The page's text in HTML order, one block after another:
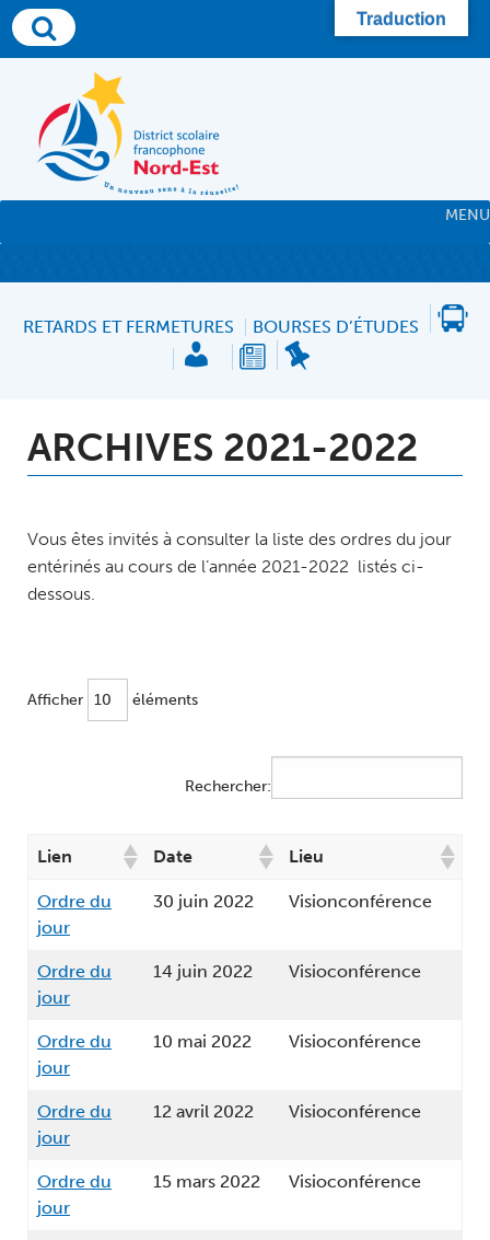
Skip
to
content
MENU
RETARDS ET FERMETURES BOURSES D’ÉTUDES
ARCHIVES 2021-2022
Vous êtes invités à consulter la liste des ordres du jour
entérinés au cours de l’année 2021-2022 listés ci-
dessous.
Afficher éléments
Rechercher:
Lien Date Lieu
Ordre du
jour
30 juin 2022 Visionconférence
Ordre du
jour
14 juin 2022 Visioconférence
Ordre du
jour
10 mai 2022 Visioconférence
Ordre du
jour
12 avril 2022 Visioconférence
Ordre du
jour
15 mars 2022 Visioconférence
Traduction